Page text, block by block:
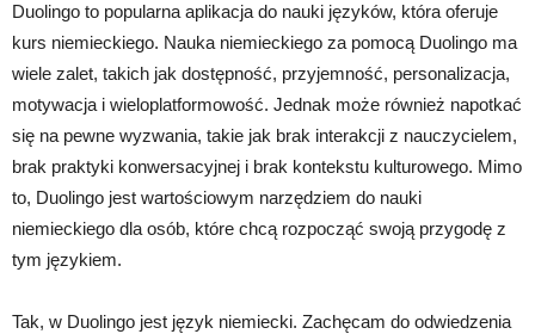
Duolingo to popularna aplikacja do nauki języków, która oferuje
kurs niemieckiego. Nauka niemieckiego za pomocą Duolingo ma
wiele zalet, takich jak dostępność, przyjemność, personalizacja,
motywacja i wieloplatformowość. Jednak może również napotkać
się na pewne wyzwania, takie jak brak interakcji z nauczycielem,
brak praktyki konwersacyjnej i brak kontekstu kulturowego. Mimo
to, Duolingo jest wartościowym narzędziem do nauki
niemieckiego dla osób, które chcą rozpocząć swoją przygodę z
tym językiem.
Tak, w Duolingo jest język niemiecki. Zachęcam do odwiedzenia